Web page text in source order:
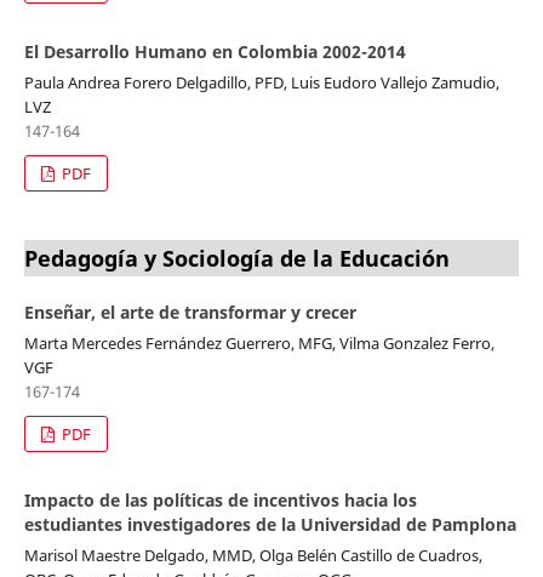
El Desarrollo Humano en Colombia 2002-2014
Paula Andrea Forero Delgadillo, PFD, Luis Eudoro Vallejo Zamudio,
LVZ
147-164
PDF
Pedagogía y Sociología de la Educación
Enseñar, el arte de transformar y crecer
Marta Mercedes Fernández Guerrero, MFG, Vilma Gonzalez Ferro,
VGF
167-174
PDF
Impacto de las políticas de incentivos hacia los
estudiantes investigadores de la Universidad de Pamplona
Marisol Maestre Delgado, MMD, Olga Belén Castillo de Cuadros,